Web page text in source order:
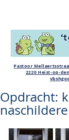
Pastoor
2220 Heist-op-
Opdracht: